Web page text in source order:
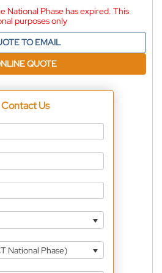
National Phase has expired. This
purposes only
TO EMAIL
QUOTE
Contact Us
National Phase)